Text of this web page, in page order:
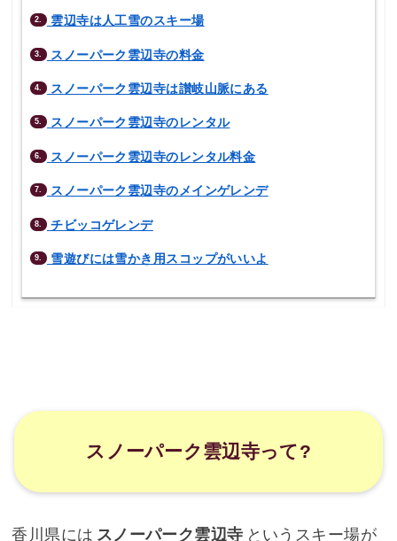
2. 雲辺寺は人工雪のスキー場
3. スノーパーク雲辺寺の料金
4. スノーパーク雲辺寺は讃岐山脈にある
5. スノーパーク雲辺寺のレンタル
6. スノーパーク雲辺寺のレンタル料金
7. スノーパーク雲辺寺のメインゲレンデ
8. チビッコゲレンデ
9. 雪遊びには雪かき用スコップがいいよ
スノーパーク雲辺寺って?
香川県には スノーパーク雲辺寺 というスキー場が